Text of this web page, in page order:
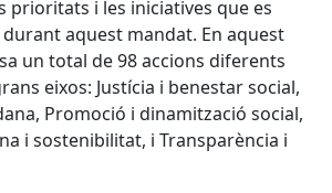
prioritats i les iniciatives que es
aquest mandat. En aquest
un total de 98 accions diferents
eixos: Justícia i benestar social,
Promoció i dinamització social,
i sostenibilitat, i Transparència i